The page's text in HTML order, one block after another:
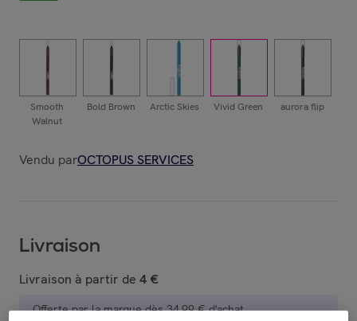
Smooth
Walnut
Bold Brown Arctic Skies Vivid Green aurora flip
Vendu parOCTOPUS SERVICES
Livraison
Livraison à partir de 4 €
Offerte par la marque dès 34,99 € d'achat